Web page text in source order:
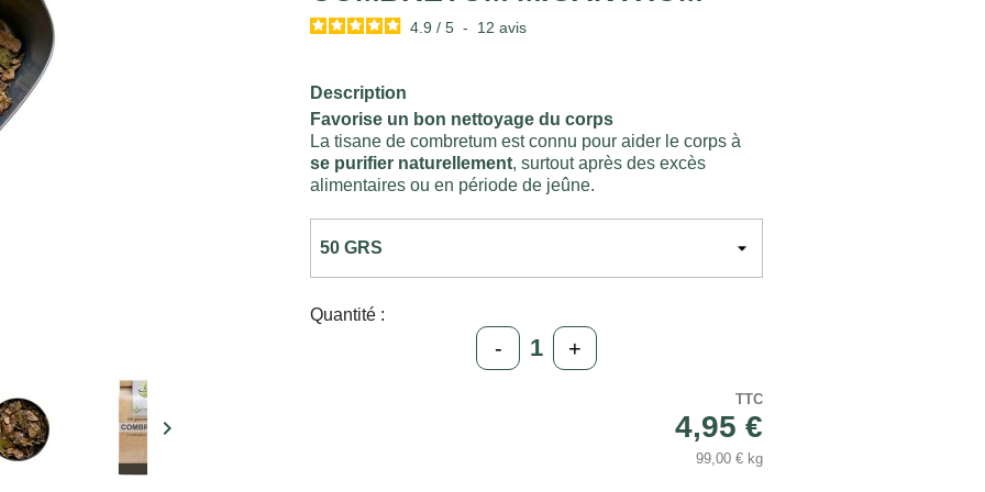

4.9 / 5 - 12avis
Description
Favorise un bon nettoyage du corps
La tisane de combretum est connu pour aider le corps à
se purifier naturellement, surtout après des excès
alimentaires ou en période de jeûne.
Quantité :
- +
TTC
4,95 €
99,00 € kg